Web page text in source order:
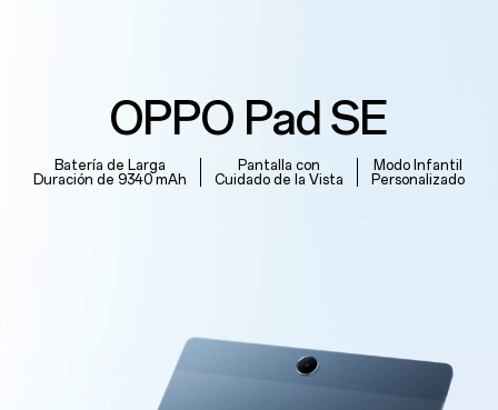
OPPO Pad SE
Batería de Larga
Duración de 9340 mAh
Pantalla con
Cuidado de la Vista
Modo Infantil
Personalizado